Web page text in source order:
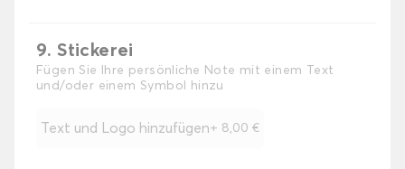
9. Stickerei
Fügen Sie Ihre persönliche Note mit einem Text
und/oder einem Symbol hinzu
Text und Logo hinzufügen+ 8,00 €